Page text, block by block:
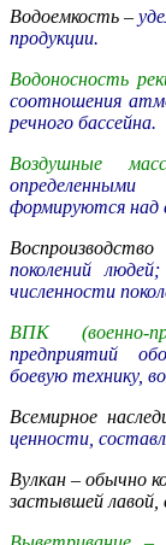
Водоемкость –
продукции.
Водоносность
соотношения
речного бассейна.
Воздушные
формируются над
поколений
численности
ВПК (военно-
предприятий
боевую технику,
Всемирное
ценности,
Вулкан – обычно
застывшей лавой,